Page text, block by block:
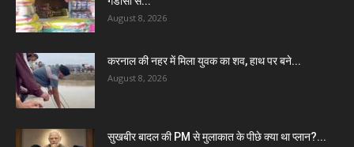
August 8, 2026
करनाल की नहर में मिला युवक का शव, हाथ पर बने...
August 8, 2026
सुखबीर बादल की PM से मुलाकात के पीछे क्या था प्लान?...